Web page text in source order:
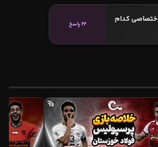
کدام
22 پاسخ